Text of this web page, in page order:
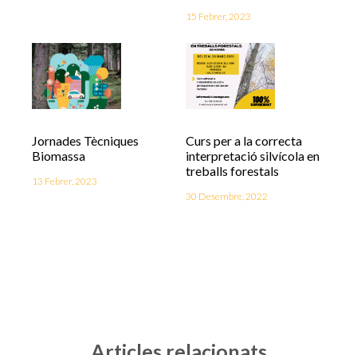
15 Febrer, 2023
Jornades Tècniques
Biomassa
13 Febrer, 2023
Curs per a la correcta
interpretació silvícola en
treballs forestals
30 Desembre, 2022